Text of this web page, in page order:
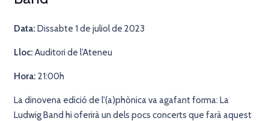
Data: Dissabte 1 de juliol de 2023
Lloc: Auditori de l’Ateneu
Hora: 21:00h
La dinovena edició de l'(a)phònica va agafant forma: La
Ludwig Band hi oferirà un dels pocs concerts que farà aquest